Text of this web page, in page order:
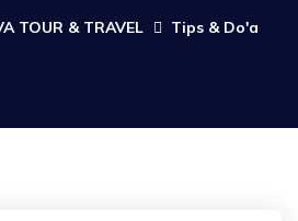
TOUR & TRAVEL Tips & Do'a